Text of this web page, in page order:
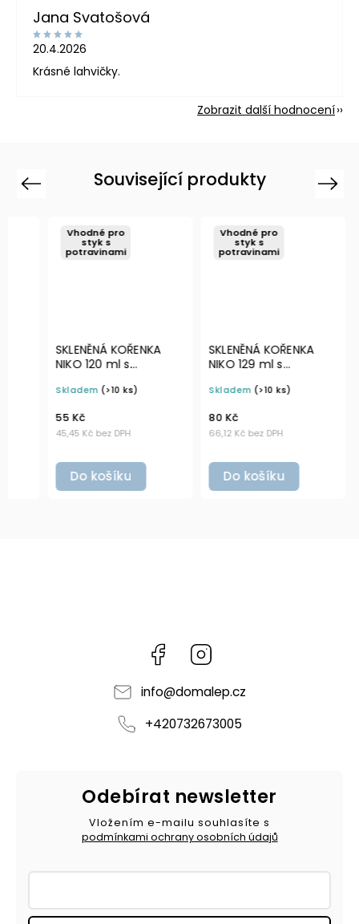
Jana Svatošová
20.4.2026
Krásné lahvičky.
Zobrazit další hodnocení
Související produkty
Previous
Vhodné pro
potravinami
SKLENĚNÁ KOŘENKA
NIKO 120 ml s
šejkrem (7 otvorů)
Skladem (>10 ks)
45,45 Kč bez DPH
Do košíku
Vhodné pro
potravinami
SKLENĚNÁ KOŘENKA
NIKO 129 ml s
černým mlýnkem
Skladem (>10 ks)
66,12 Kč bez DPH
Do košíku
Next
Facebook
info@domalep.cz
+420732673005
Odebírat newsletter
Vložením e-mailu souhlasíte s
podmínkami ochrany osobních údajů